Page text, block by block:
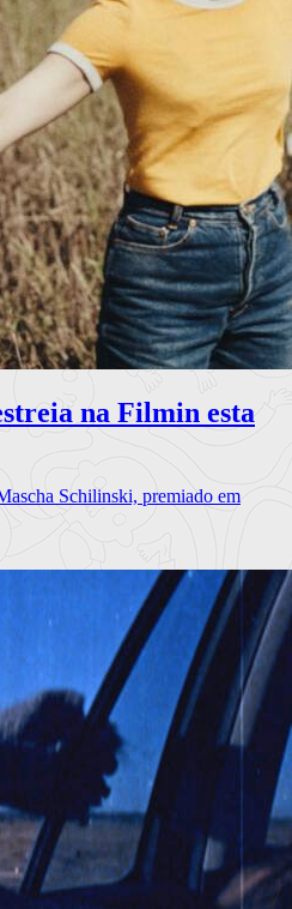
na Filmin esta
Schilinski, premiado em